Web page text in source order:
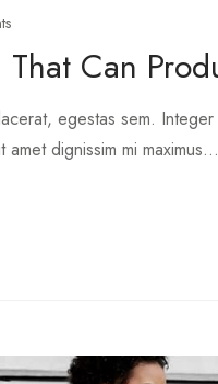
Can
egestas sem.
dignissim mi